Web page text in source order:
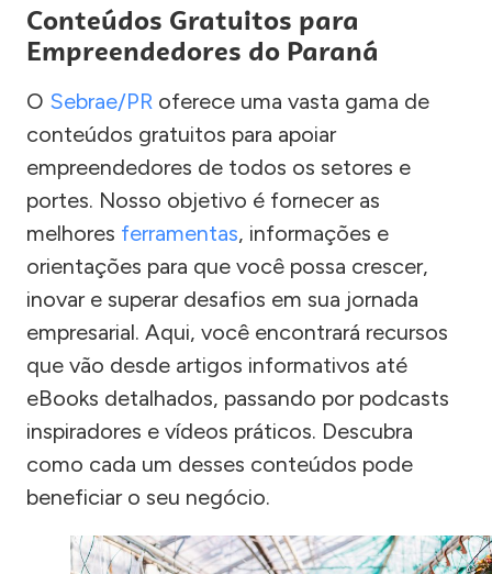
Conteúdos Gratuitos para
Empreendedores do Paraná
O Sebrae/PR oferece uma vasta gama de
conteúdos gratuitos para apoiar
empreendedores de todos os setores e
portes. Nosso objetivo é fornecer as
melhores ferramentas, informações e
orientações para que você possa crescer,
inovar e superar desafios em sua jornada
empresarial. Aqui, você encontrará recursos
que vão desde artigos informativos até
eBooks detalhados, passando por podcasts
inspiradores e vídeos práticos. Descubra
como cada um desses conteúdos pode
beneficiar o seu negócio.